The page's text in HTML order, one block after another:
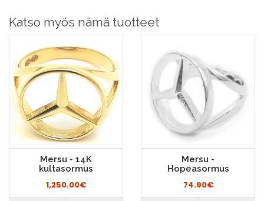
Katso myös nämä tuotteet
Mersu - 14K
kultasormus
1,250.00€
Mersu -
Hopeasormus
74.90€